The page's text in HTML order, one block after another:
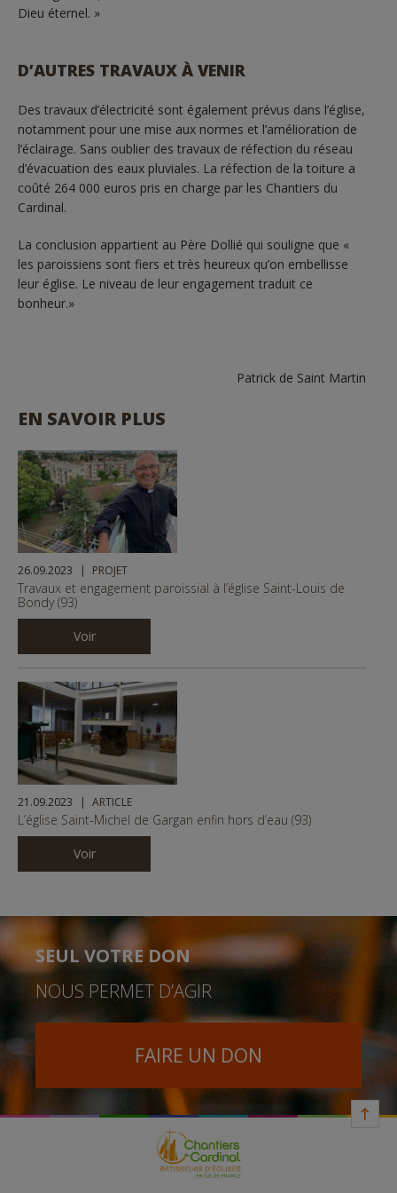
Dieu éternel. »
D’AUTRES TRAVAUX À VENIR
Des travaux d’électricité sont également prévus dans l’église,
notamment pour une mise aux normes et l’amélioration de
l’éclairage. Sans oublier des travaux de réfection du réseau
d’évacuation des eaux pluviales. La réfection de la toiture a
coûté 264 000 euros pris en charge par les Chantiers du
Cardinal.
La conclusion appartient au Père Dollié qui souligne que «
les paroissiens sont fiers et très heureux qu’on embellisse
leur église. Le niveau de leur engagement traduit ce
bonheur.»
Patrick de Saint Martin
EN SAVOIR PLUS
26.09.2023 PROJET
Travaux et engagement paroissial à l’église Saint-Louis de
Bondy (93)
Voir
21.09.2023 ARTICLE
L’église Saint-Michel de Gargan enfin hors d’eau (93)
Voir
SEUL VOTRE DON
NOUS PERMET D’AGIR
FAIRE UN DON